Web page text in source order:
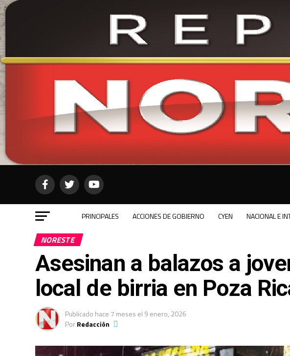
PRINCIPALES ACCIONES DE GOBIERNO CYEN NACIONAL E
NORESTE
Asesinan a balazos a
local de birria en Poza
Publicado hace 7 meses el 9 enero, 2026
PorRedacción